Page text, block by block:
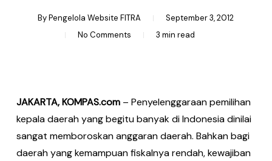
By Pengelola Website FITRA
September 3, 2012
No Comments
3 min read
JAKARTA, KOMPAS.com– Penyelenggaraan pemilihan
kepala daerah yang begitu banyak di Indonesia dinilai
sangat memboroskan anggaran daerah. Bahkan bagi
daerah yang kemampuan fiskalnya rendah, kewajiban